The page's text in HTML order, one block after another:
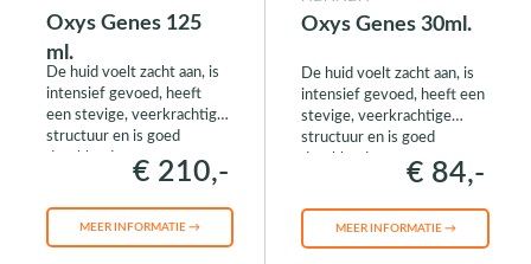
Oxys Genes 125
ml.
De huid voelt zacht aan, is
intensief gevoed, heeft
een stevige, veerkrachtige
structuur en is goed
€ 210,-
MEER INFORMATIE →
Oxys Genes 30ml.
De huid voelt zacht aan, is
intensief gevoed, heeft een
stevige, veerkrachtige
structuur en is goed
€ 84,-
MEER INFORMATIE →